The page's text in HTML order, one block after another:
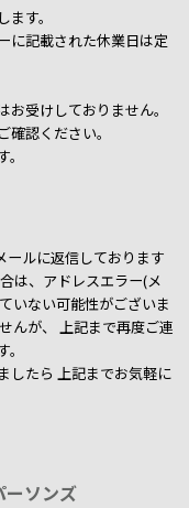
す。
に記載された休業日は定
受けしておりません。
認ください。
ルに返信しております
は、アドレスエラー(メ
いない可能性がございま
んが、 上記まで再度ご連
したら上記までお気軽に
ーソンズ